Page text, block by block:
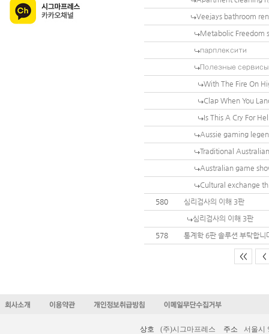
Veejays bathroom
Metabolic Freedom
парплексити
Полезные
With The Fire On
Clap When You
Is This A Cry For
Aussie gaming
Traditional
Australian game
Cultural exchange
580
심리검사의 이해 3판
심리검사의 이해 3판
578
통계학 6판 솔루션 부탁합니
<< <
상호 (주)시그마프레스 주소
서울시